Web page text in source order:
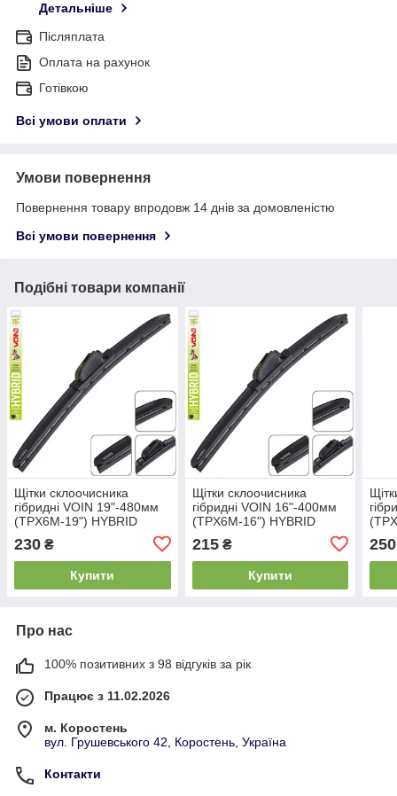
Детальніше
Післяплата
Оплата на рахунок
Готівкою
Всі умови оплати
Умови повернення
Повернення товару впродовж 14 днів за домовленістю
Всі умови повернення
Подібні товари компанії
Щітки склоочисника
гібридні VOIN 19"-480мм
(TPX6M-19") HYBRID
230 ₴
Купити
Щітки склоочисника
гібридні VOIN 16"-400мм
(TPX6M-16") HYBRID
215₴
Купити
250
Про нас
100% позитивних з 98 відгуків за рік
Працює з 11.02.2026
м. Коростень
вул. Грушевського 42, Коростень, Україна
Контакти